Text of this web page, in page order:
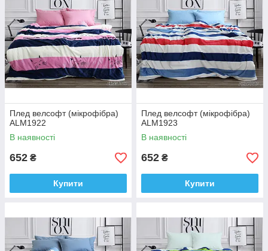
Плед велсофт (мікрофібра)
ALM1922
В наявності
652 ₴
Купити
Плед велсофт (мікрофібра)
ALM1923
В наявності
652 ₴
Купити